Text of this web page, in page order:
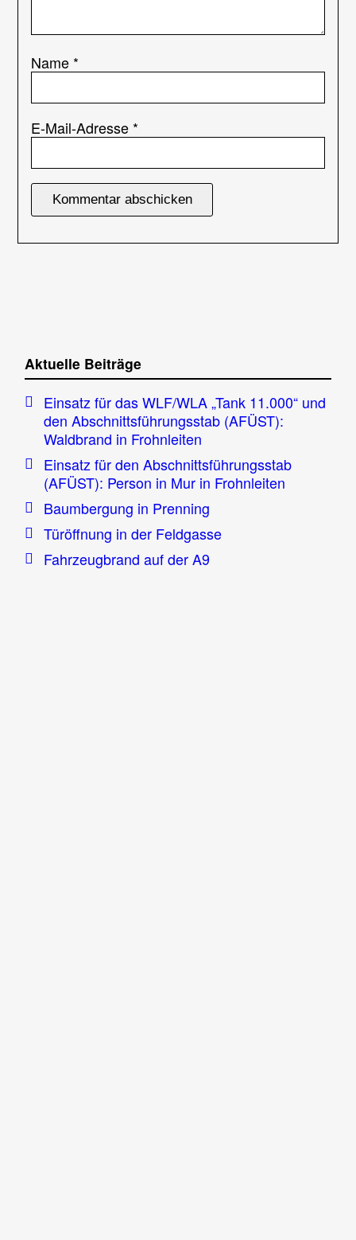
Name *
E-Mail-Adresse *
Aktuelle Beiträge
Einsatz für das WLF/WLA „Tank 11.000“ und
den Abschnittsführungsstab (AFÜST):
Waldbrand in Frohnleiten
Einsatz für den Abschnittsführungsstab
(AFÜST): Person in Mur in Frohnleiten
Baumbergung in Prenning
Türöffnung in der Feldgasse
Fahrzeugbrand auf der A9